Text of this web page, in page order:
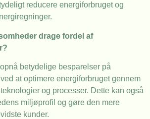
reducere energiforbruget og
drage fordel af
betydelige besparelser på
at optimere energiforbruget gennem
og processer. Dette kan også
miljøprofil og gøre den mere
kunder.